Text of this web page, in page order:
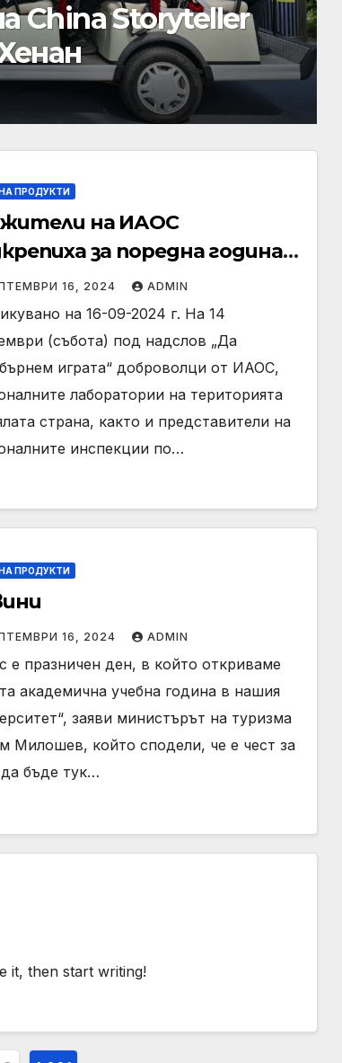
China Storyteller
ПРОДУКТИ
на ИАОС
за поредна година
на bTV „Да
България заедно“
16, 2024 ADMIN
на 16-09-2024 г. На 14
(събота) под надслов „Да
играта“ доброволци от ИАОС,
лаборатории на територията
страна, както и представители на
инспекции по…
ПРОДУКТИ
16, 2024 ADMIN
е празничен ден, в който откриваме
академична учебна година в нашия
заяви министърът на туризма
Милошев, който сподели, че е чест за
да бъде тук…
it, then start writing!